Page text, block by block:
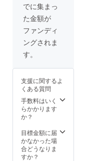
無 ・ア
レル
ギー表
示：
牛、
豚、鶏
限：製
造日よ
り180日
・主原
料の原
産地：
・原材
料名：
牛肉、
豚肉、
鶏肉 ・
内容
500g、
豚肉/約
500g、
鶏肉/約
500g ・
保存方
−20℃
以下 ・
添加物
なりま
す。 ※
賞味期
限：製
造日か
ら冷凍
てから
を損な
うため
お早め
にお召
さい ・
名称：
熟成肉3
用意い
たしま
した。
31,865
円引き
の超お
す。 ・
リ／約
1.5kg
・豚ヒ
レ／約
1.5kg
肉／約
1.5kg ※
本製品
は冷凍
でに集まっ
た金額が
ファンディ
ングされま
す。
支援に関するよ
くある質問
手数料はいく
らかかります
か？
目標金額に届
かなかった場
合どうなりま
すか？